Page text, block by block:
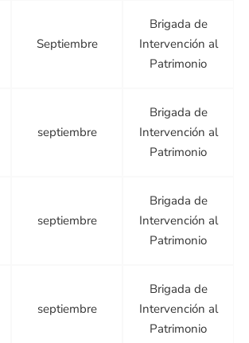
Septiembre
Brigada de
Intervención al
Patrimonio
septiembre
Brigada de
Intervención al
Patrimonio
septiembre
Brigada de
Intervención al
Patrimonio
septiembre
Brigada de
Intervención al
Patrimonio